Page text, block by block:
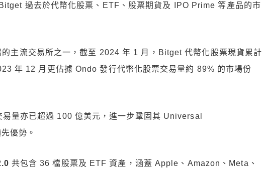
過去於代幣化股票、ETF、股票期貨及 IPO Prime 等產品的市
主流交易所之一，截至 2024 年 1 月，Bitget 代幣化股票現貨累計
年 12 月更佔據 Ondo 發行代幣化股票交易量約 89% 的市場份
量亦已超過 100 億美元，進一步鞏固其 Universal
優勢。
共包含 36 檔股票及 ETF 資產，涵蓋 Apple、Amazon、Meta、